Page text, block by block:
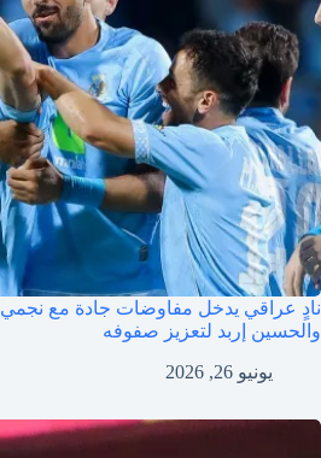
نادٍ عراقي يدخل مفاوضات جادة مع نجمي
والحسين إربد لتعزيز صفوفه
يونيو 26, 2026